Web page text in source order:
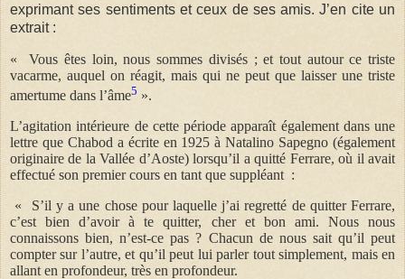
exprimant ses sentiments et ceux de ses amis. J’en cite un
extrait :
« Vous êtes loin, nous sommes divisés ; et tout autour ce triste
vacarme, auquel on réagit, mais qui ne peut que laisser une triste
amertume dans l’âme5 ».
L’agitation intérieure de cette période apparaît également dans une
lettre que Chabod a écrite en 1925 à Natalino Sapegno (également
originaire de la Vallée d’Aoste) lorsqu’il a quitté Ferrare, où il avait
effectué son premier cours en tant que suppléant :
« S’il y a une chose pour laquelle j’ai regretté de quitter Ferrare,
c’est bien d’avoir à te quitter, cher et bon ami. Nous nous
connaissons bien, n’est-ce pas ? Chacun de nous sait qu’il peut
compter sur l’autre, et qu’il peut lui parler tout simplement, mais en
allant en profondeur, très en profondeur.